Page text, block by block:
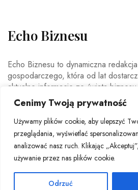
Cenimy Twoją prywatność
Używamy plików cookie, aby ulepszyć
przeglądania, wyświetlać
analizować nasz ruch. Klikając
używanie przez nas plików cookie.
Odrzuć
Echo Biznesu
Echo Biznesu to dynamiczna
gospodarczego, która od lat
aktualne informacje ze świata
doświadczonych dziennikarzy i
codziennie analizuje najważniejsze
trendy gospodarcze oraz decyzje
światową ekonomię.
© Copyright 2026 - Echo Biznesu . All Rights